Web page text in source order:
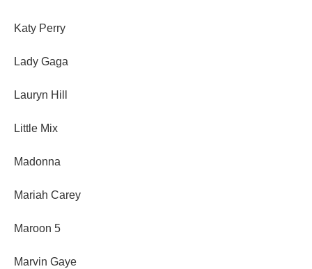
Katy Perry
Lady Gaga
Lauryn Hill
Little Mix
Madonna
Mariah Carey
Maroon 5
Marvin Gaye